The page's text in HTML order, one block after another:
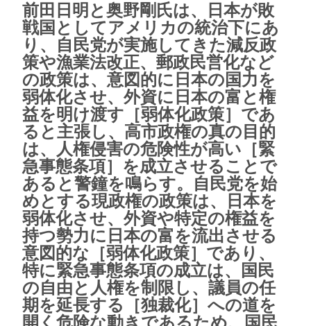
前田日明と奥野剛氏は、日本が敗
戦国としてアメリカの統治下にあ
り、自民党が実施してきた減反政
策や漁業法改正、郵政民営化など
の政策は、意図的に日本の国力を
弱体化させ、外資に日本の富と権
益を明け渡す［弱体化政策］であ
ると主張し、高市政権の真の目的
は、人権侵害の危険性が高い［緊
急事態条項］を成立させることで
あると警鐘を鳴らす。自民党を始
めとする現政権の政策は、日本を
弱体化させ、外資や特定の権益を
持つ勢力に日本の富を流出させる
意図的な［弱体化政策］であり、
特に緊急事態条項の成立は、国民
の自由と人権を制限し、議員の任
期を延長する［独裁化］への道を